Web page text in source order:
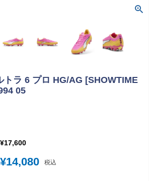
トラ 6 プロ HG/AG [SHOWTIME
05
¥17,600
¥14,080 税込